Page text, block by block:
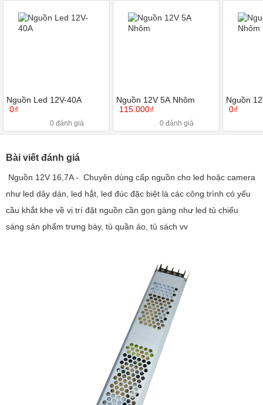
Nguồn Led 12V-40A
0₫
0 đánh giá
Nguồn 12V 5A Nhôm
115.000₫
0 đánh giá
Nguồn
0₫
Bài viết đánh giá
Nguồn 12V 16,7A - Chuyên dùng cấp nguồn cho led hoặc camera
như led dây dán, led hắt, led đúc đặc biệt là các công trình có yếu
cầu khắt khe về vị trí đặt nguồn cần gọn gàng như led tủ chiếu
sáng sản phẩm trưng bày, tủ quần áo, tủ sách vv